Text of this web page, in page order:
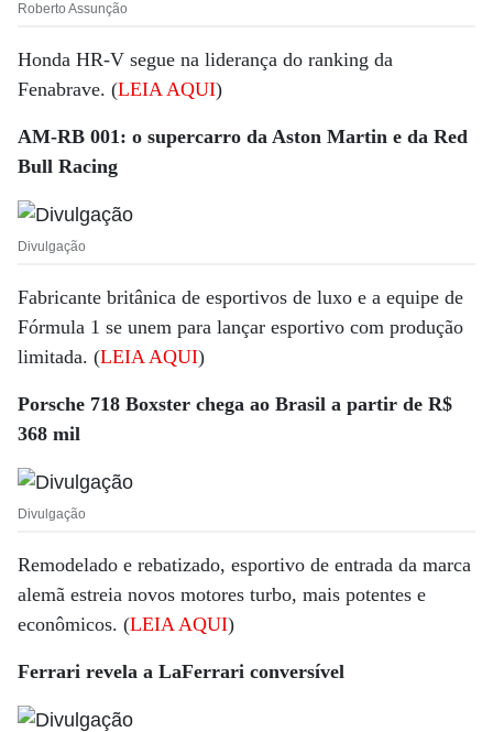
Roberto Assunção
Honda HR-V segue na liderança do ranking da
Fenabrave. (LEIA AQUI)
AM-RB 001: o supercarro da Aston Martin e da Red
Bull Racing
Divulgação
Fabricante britânica de esportivos de luxo e a equipe de
Fórmula 1 se unem para lançar esportivo com produção
limitada. (LEIA AQUI)
Porsche 718 Boxster chega ao Brasil a partir de R$
368 mil
Divulgação
Remodelado e rebatizado, esportivo de entrada da marca
alemã estreia novos motores turbo, mais potentes e
econômicos. (LEIA AQUI)
Ferrari revela a LaFerrari conversível